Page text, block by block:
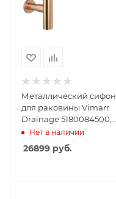
Металлический сифон
для раковины Vimarr
Drainage 5180084500,
розовое золото
Нет в наличии
26899 руб.